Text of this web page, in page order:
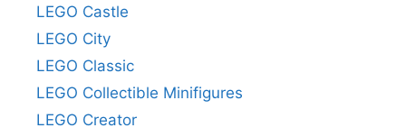
LEGO Castle
LEGO City
LEGO Classic
LEGO Collectible Minifigures
LEGO Creator